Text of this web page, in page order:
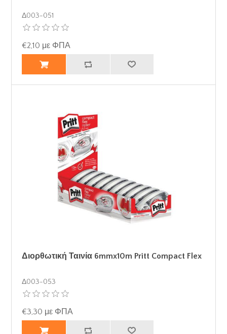
Δ003-051
€2,10 με ΦΠΑ
Διορθωτική Ταινία 6mmx10m Pritt Compact Flex
Δ003-053
€3,30 με ΦΠΑ